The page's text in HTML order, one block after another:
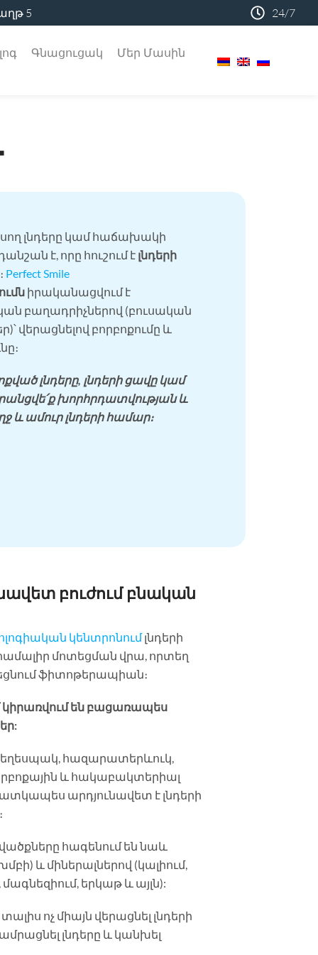
5 24/7
Գնացուցակ Մեր Մասին
լնդերը կամ հաճախակի
է, որը հուշում է լնդերի
Perfect Smile
իրականացվում է
բաղադրիչներով (բուսական
վերացնելով բորբոքումը և
լնդերը, լնդերի ցավը կամ
խորհրդատվության և
և ամուր լնդերի համար։
բուժում բնական
կենտրոնումլնդերի
մոտեցման վրա, որտեղ
ֆիտոթերապիան։
կիրառվում են բացառապես
եղեսպակ, հազարատերևուկ,
և հակաբակտերիալ
արդյունավետ է լնդերի
հագենում են նաև
և միներալներով (կալիում,
երկաթ և այլն):
տալիս ոչ միայն վերացնել լնդերի
լնդերը և կանխել